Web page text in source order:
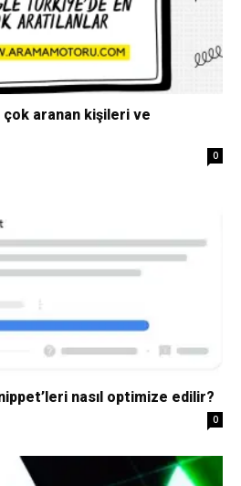
çok aranan kişileri ve
0
nasıl optimize edilir?
0